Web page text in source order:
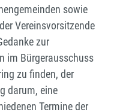
sowie
Vereinsvorsitzende
zur
im Bürgerausschuss
zu finden, der
darum, eine
Termine der